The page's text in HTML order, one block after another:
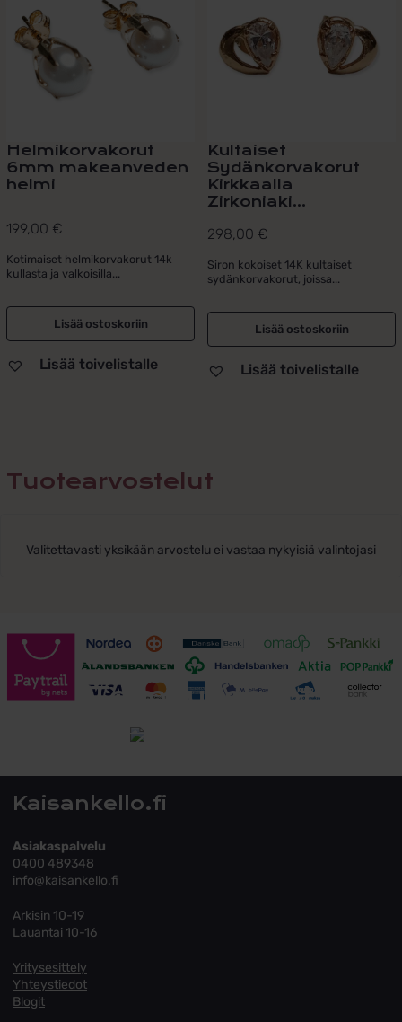
Helmikorvakorut
6mm makeanveden
helmi
199,00 €
Kotimaiset helmikorvakorut 14k
kullasta ja valkoisilla...
Lisää ostoskoriin
Lisää toivelistalle
Kultaiset
Sydänkorvakorut
Kirkkaalla
Zirkoniaki...
298,00 €
Siron kokoiset 14K kultaiset
sydänkorvakorut, joissa...
Lisää ostoskoriin
Lisää toivelistalle
Tuotearvostelut
Valitettavasti yksikään arvostelu ei vastaa nykyisiä valintojasi
Toimitusehdot
Kaisankello.fi
Asiakaspalvelu
0400 489348
info@kaisankello.fi
Arkisin 10-19
Lauantai 10-16
Yritysesittely
Yhteystiedot
Blogit